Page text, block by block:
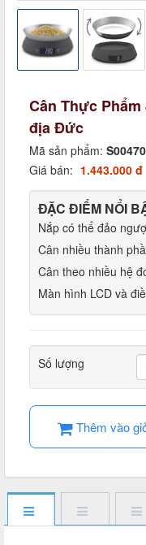
Cân Thực
địa Đức
Mã sản phẩm:
Giá bán: 1.443.000 đ
ĐẶC ĐIỂM NỔI
Nắp có thể đảo
Cân nhiều thành
Cân theo nhiều hệ
Màn hình LCD và
Số lượng
Thêm vào